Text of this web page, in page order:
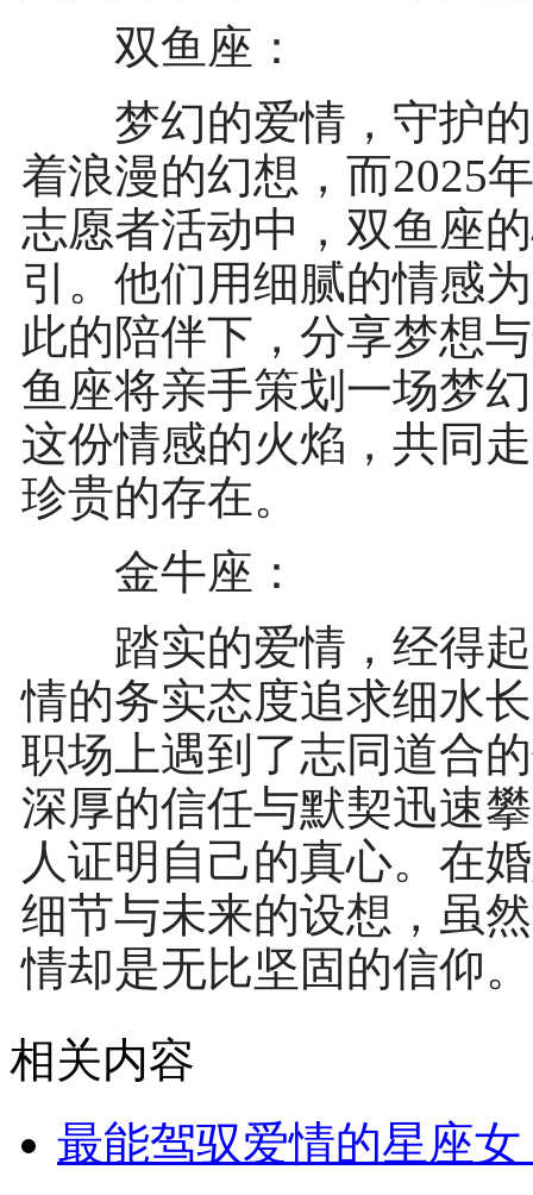
双鱼座：
梦幻的爱情，守护的
着浪漫的幻想，而2025
志愿者活动中，双鱼座
引。他们用细腻的情感
此的陪伴下，分享梦想
鱼座将亲手策划一场梦
这份情感的火焰，共同
珍贵的存在。
金牛座：
踏实的爱情，经得起
情的务实态度追求细水
职场上遇到了志同道合
深厚的信任与默契迅速
人证明自己的真心。在
细节与未来的设想，虽
情却是无比坚固的信仰。
相关内容
最能驾驭爱情的星座